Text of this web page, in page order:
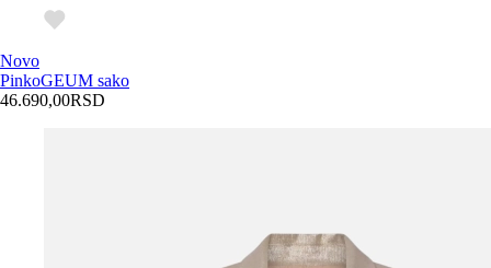
Novo
PinkoGEUM sako
46.690,00RSD